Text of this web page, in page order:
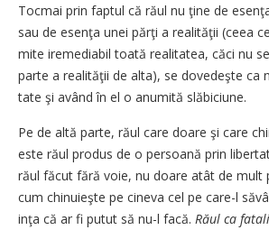
Tocmai prin faptul că răul nu ţi­ne de
sau de esenţa unei părţi a re­­a­li­tă­­ţii (ceea
mi­­te iremediabil toată re­­alita­tea, căci nu
par­te a realităţii de al­ta), se do­ve­deşte ca
ta­­te şi având în el o a­numită slă­bi­ciune.
Pe de altă parte, răul care doa­re şi care
este răul produs de o per­soa­nă prin
răul făcut fără voie, nu doa­re atât de mult
cum chinuieşte pe cineva cel pe care-l
inţa că ar fi putut să nu-l facă. Ră­ul ca